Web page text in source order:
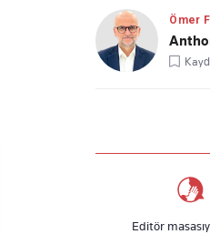
Ömer
Editör